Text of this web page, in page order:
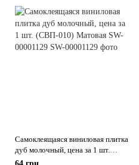
Самоклеящаяся виниловая плитка
дуб молочный, цена за 1 шт.
(СВП-010) Матовая SW-